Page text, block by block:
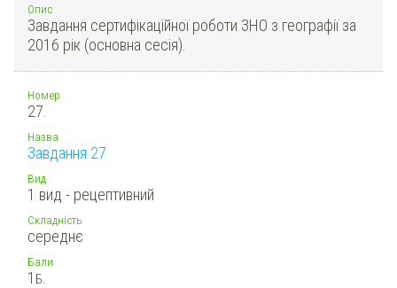
Опис
Завдання сертифікаційної роботи ЗНО з географії за
2016 рік (основна сесія).
Номер
27.
Назва
Завдання 27
Вид
1 вид - рецептивний
Складність
середнє
Бали
1 Б.